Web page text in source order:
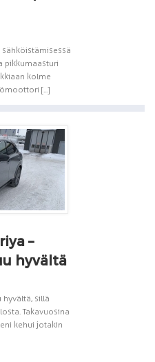
pikkumaasturi
kolme
[...]
–
hyvältä
hyvältä, sillä
Takavuosina
kehui jotakin